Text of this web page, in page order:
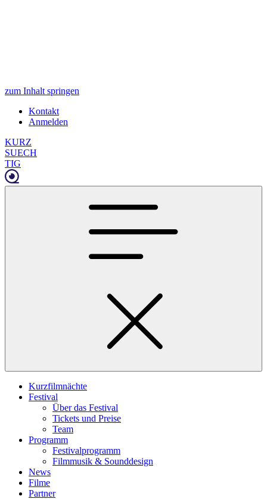
zum Inhalt springen
Kontakt
Anmelden
KURZ
SUECH
TIG
Kurzfilmnächte
Festival
Über das Festival
Tickets und Preise
Team
Programm
Festivalprogramm
Filmmusik & Sounddesign
News
Filme
Partner